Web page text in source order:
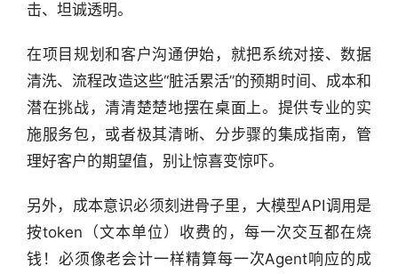
击、坦诚透明。
在项目规划和客户沟通伊始，就把系统对接、数据
清洗、流程改造这些“脏活累活”的预期时间、成本和
潜在挑战，清清楚楚地摆在桌面上。提供专业的实
施服务包，或者极其清晰、分步骤的集成指南，管
理好客户的期望值，别让惊喜变惊吓。
另外，成本意识必须刻进骨子里，大模型API调用是
按token（文本单位）收费的，每一次交互都在烧
钱！必须像老会计一样精算每一次Agent响应的成